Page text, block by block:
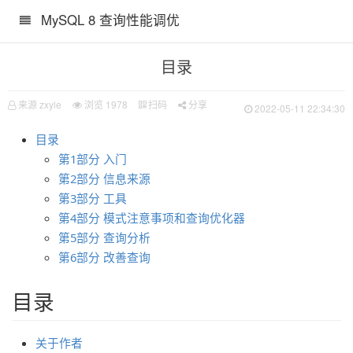
MySQL 8 查询性能调优
目录
来源 zxyle 浏览 1978 扫码 分享 2022-05-11 22:34:30
目录
第1部分 入门
第2部分 信息来源
第3部分 工具
第4部分 模式注意事项和查询优化器
第5部分 查询分析
第6部分 改善查询
目录
关于作者